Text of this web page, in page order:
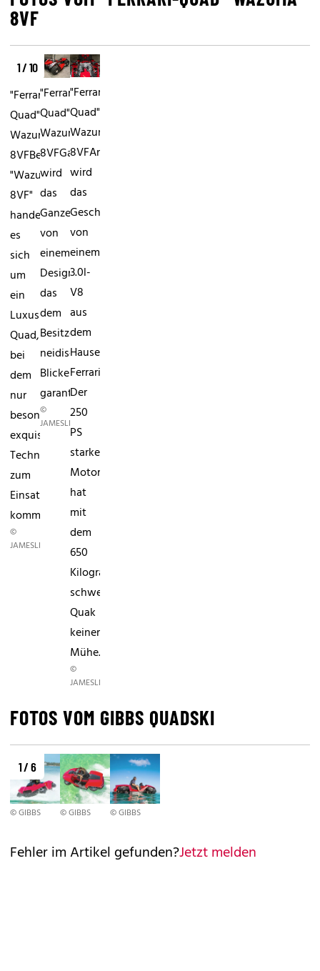
8VF
1 / 10
"Ferrari-
Quad"
Wazuma
8VFBeim
"Wazuma
8VF"
handelt
es
sich
um
ein
Luxus-
Quad,
bei
dem
nur
besonders
exquisite
Technik
zum
Einsatz
kommt.
©
JAMESLIST
"Ferrari-
Quad"
Wazuma
8VFGarniert
wird
das
Ganze
von
einem
Design,
das
dem
Besitzer
neidische
Blicke
garantiert.
©
JAMESLIST
"Ferrari-
Quad"
Wazuma
8VFAngetrieben
wird
das
Geschoss
von
einem
3.0l-
V8
aus
dem
Hause
Ferrari.
Der
250
PS
starke
Motor
hat
mit
dem
650
Kilogramm
schweren
Quak
keinerlei
Mühe.
©
JAMESLIST
FOTOS VOM GIBBS QUADSKI
1 / 6
© GIBBS © GIBBS © GIBBS
Fehler im Artikel gefunden?Jetzt melden